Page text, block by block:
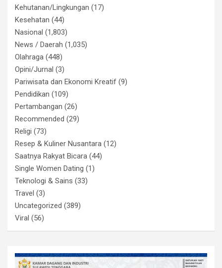
Kehutanan/Lingkungan (17)
Kesehatan (44)
Nasional (1,803)
News / Daerah (1,035)
Olahraga (448)
Opini/Jurnal (3)
Pariwisata dan Ekonomi Kreatif (9)
Pendidikan (109)
Pertambangan (26)
Recommended (29)
Religi (73)
Resep & Kuliner Nusantara (12)
Saatnya Rakyat Bicara (44)
Single Women Dating (1)
Teknologi & Sains (33)
Travel (3)
Uncategorized (389)
Viral (56)